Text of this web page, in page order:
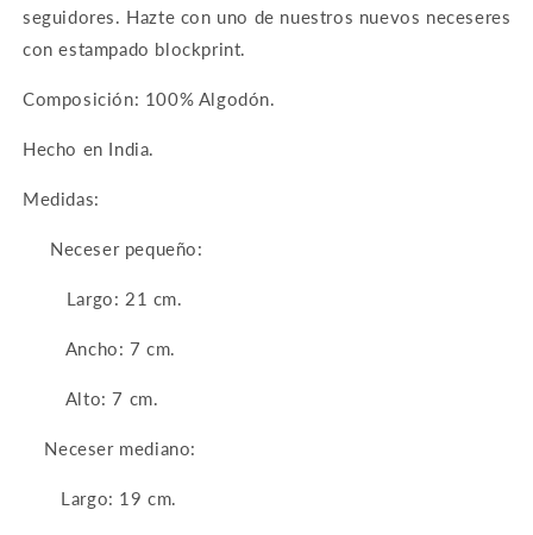
seguidores. Hazte con uno de nuestros nuevos neceseres
con estampado blockprint.
Composición: 100% Algodón.
Hecho en India.
Medidas:
Neceser pequeño:
Largo: 21 cm.
Ancho: 7 cm.
Alto: 7 cm.
Neceser mediano:
Largo: 19 cm.